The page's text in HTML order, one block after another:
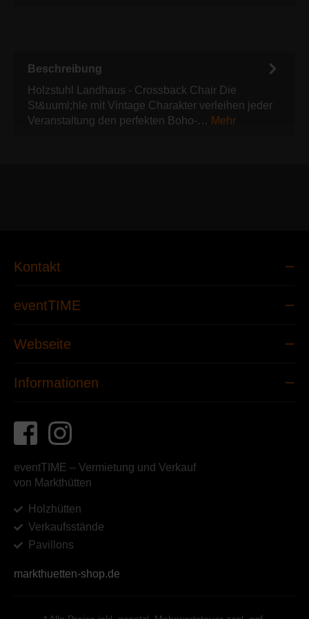
Beschreibung
Holzstuhl Landhaus - Crossback Chair Die
St&uuml;hle mit Vintage Charakter verleihen jeder
Veranstaltung den perfekten Boho-… Mehr
Kontakt
eventTIME
Webseite
Informationen
eventTIME – Vermietung und Verkauf
von Markthütten
Holzhütten
Verkaufsstände
Pavillons
markthuetten-shop.de